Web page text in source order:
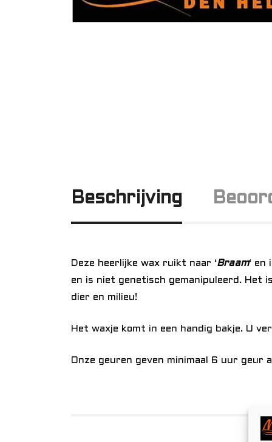
Beschrijving
Deze heerlijke wax ruikt naar ‘Braam‘ en
en is niet genetisch gemanipuleerd. Het
dier en milieu!
Het waxje komt in een handig bakje. U
Onze geuren geven minimaal 6 uur geur